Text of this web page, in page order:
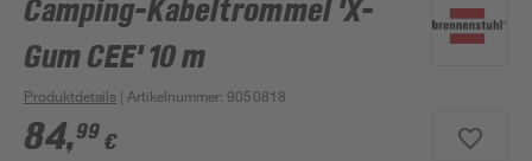
Camping-Kabeltrommel 'X-
Gum CEE' 10 m
Produktdetails | Artikelnummer:9050818
84,99 €